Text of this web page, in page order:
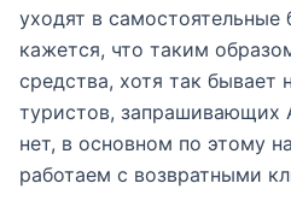
уходят в
кажется, что таким
средства, хотя так бывает
туристов, запрашивающих
нет, в основном по этому
работаем с возвратными